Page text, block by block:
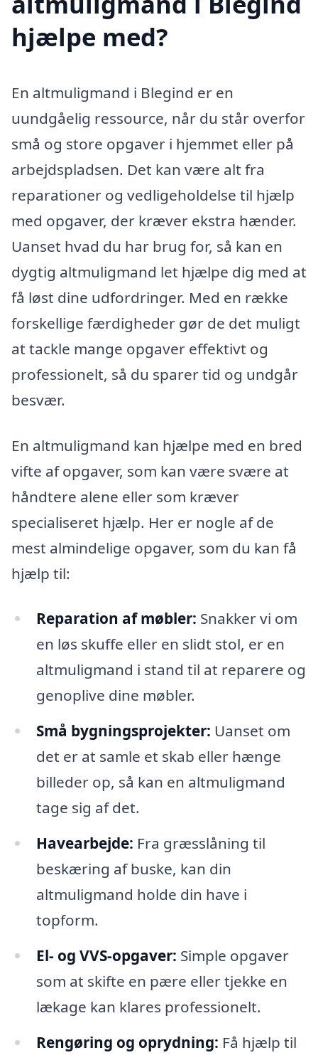
hjælpe med?
En altmuligmand i Blegind er en
uundgåelig ressource, når du står overfor
små og store opgaver i hjemmet eller på
arbejdspladsen. Det kan være alt fra
reparationer og vedligeholdelse til hjælp
med opgaver, der kræver ekstra hænder.
Uanset hvad du har brug for, så kan en
dygtig altmuligmand let hjælpe dig med at
få løst dine udfordringer. Med en række
forskellige færdigheder gør de det muligt
at tackle mange opgaver effektivt og
professionelt, så du sparer tid og undgår
besvær.
En altmuligmand kan hjælpe med en bred
vifte af opgaver, som kan være svære at
håndtere alene eller som kræver
specialiseret hjælp. Her er nogle af de
mest almindelige opgaver, som du kan få
hjælp til:
Reparation af møbler: Snakker vi om
en løs skuffe eller en slidt stol, er en
altmuligmand i stand til at reparere og
genoplive dine møbler.
Små bygningsprojekter: Uanset om
det er at samle et skab eller hænge
billeder op, så kan en altmuligmand
tage sig af det.
Havearbejde: Fra græsslåning til
beskæring af buske, kan din
altmuligmand holde din have i
topform.
El- og VVS-opgaver: Simple opgaver
som at skifte en pære eller tjekke en
lækage kan klares professionelt.
Rengøring og oprydning: Få hjælp til